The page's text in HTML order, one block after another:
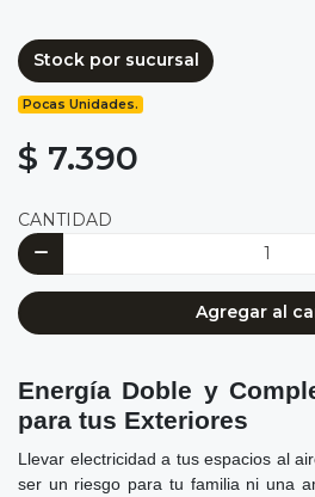
Stock por sucursal
Pocas Unidades.
$ 7.390
CANTIDAD
Agregar al
Energía Doble y
para tus Exteriores
Llevar electricidad a tus espacios al
ser un riesgo para tu familia ni una